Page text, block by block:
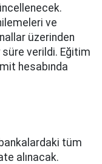
ve
üzerinden
verildi. Eğitim
hesabında
tüm
alınacak.